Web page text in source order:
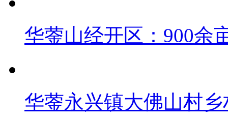
华蓥山经开区：900余
华蓥永兴镇大佛山村